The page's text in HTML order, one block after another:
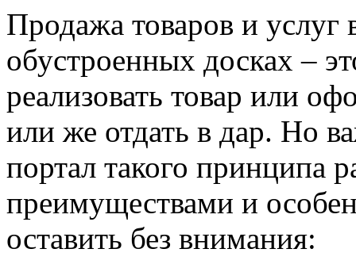
Продажа товаров и услуг
обустроенных досках –
реализовать товар или
или же отдать в дар. Но
портал такого принципа
преимуществами и
оставить без внимания: